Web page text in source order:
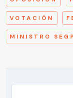
VOTACIÓN
MINISTRO